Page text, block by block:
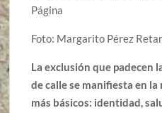
Página
Foto: Margarito Pérez
La exclusión que padecen
de calle se manifiesta en
más básicos: identidad,